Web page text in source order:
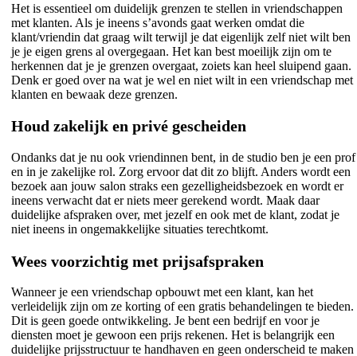
Het is essentieel om duidelijk grenzen te stellen in vriendschappen
met klanten. Als je ineens s’avonds gaat werken omdat die
klant/vriendin dat graag wilt terwijl je dat eigenlijk zelf niet wilt ben
je je eigen grens al overgegaan. Het kan best moeilijk zijn om te
herkennen dat je je grenzen overgaat, zoiets kan heel sluipend gaan.
Denk er goed over na wat je wel en niet wilt in een vriendschap met
klanten en bewaak deze grenzen.
Houd zakelijk en privé gescheiden
Ondanks dat je nu ook vriendinnen bent, in de studio ben je een prof
en in je zakelijke rol. Zorg ervoor dat dit zo blijft. Anders wordt een
bezoek aan jouw salon straks een gezelligheidsbezoek en wordt er
ineens verwacht dat er niets meer gerekend wordt. Maak daar
duidelijke afspraken over, met jezelf en ook met de klant, zodat je
niet ineens in ongemakkelijke situaties terechtkomt.
Wees voorzichtig met prijsafspraken
Wanneer je een vriendschap opbouwt met een klant, kan het
verleidelijk zijn om ze korting of een gratis behandelingen te bieden.
Dit is geen goede ontwikkeling. Je bent een bedrijf en voor je
diensten moet je gewoon een prijs rekenen. Het is belangrijk een
duidelijke prijsstructuur te handhaven en geen onderscheid te maken